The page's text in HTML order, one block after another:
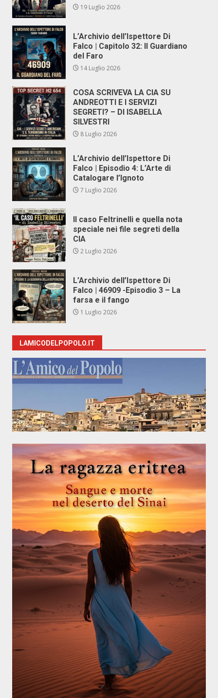
19 Luglio 2026
L’Archivio dell’Ispettore Di
Falco | Capitolo 32: Il Guardiano
del Faro
14 Luglio 2026
COSA SCRIVEVA LA CIA SU
ANDREOTTI E I SERVIZI
SEGRETI? – DI ISABELLA
SILVESTRI
8 Luglio 2026
L’Archivio dell’Ispettore Di
Falco | Episodio 4: L’Arte di
Catalogare l’Ignoto
7 Luglio 2026
Il caso Feltrinelli e quella nota
speciale nei file segreti della
CIA
2 Luglio 2026
L’Archivio dell’Ispettore Di
Falco | 46909 -Episodio 3 – La
farsa e il fango
1 Luglio 2026
LAMICODELPOPOLO.IT